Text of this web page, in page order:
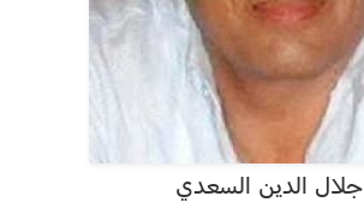
جلال الدين السعدي